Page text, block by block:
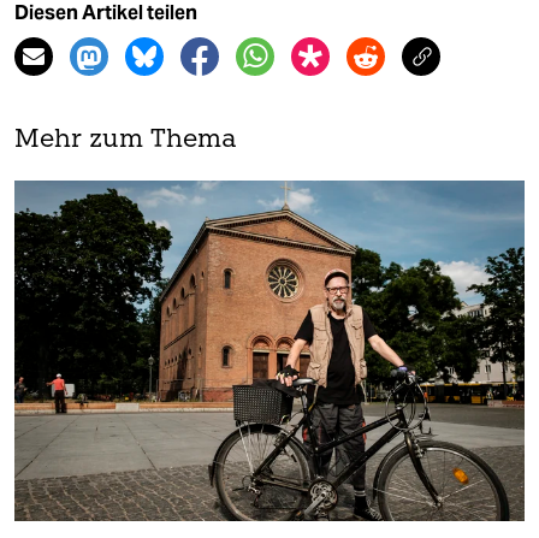
Diesen Artikel teilen
Mehr zum Thema